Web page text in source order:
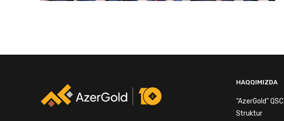
HAQQIMIZDA
“AzerGold” QSC
Struktur